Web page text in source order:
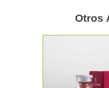
Otros